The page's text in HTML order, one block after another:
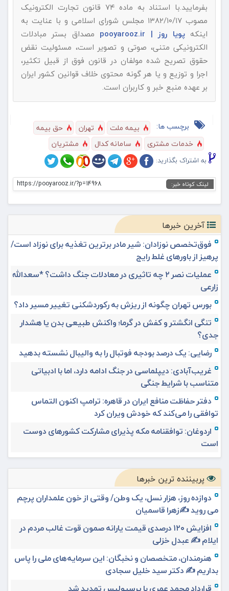
بفرمایید.با استناد به ماده ۷۴ قانون تجارت الکترونیک
مصوب ۱۳۸۲/۱۰/۱۷ مجلس شورای اسلامی و با عنایت به
اینکهپویا روز | pooyarooz.ir
مصداق بستر مبادلات
الکترونیکی متنی، صوتی و تصویر است، مسئولیت نقض
حقوق تصریح شده مولفان در قانون فوق از قبیل تکثیر،
اجرا و توزیع و یا هر گونه محتوی خلاف قوانین کشور ایران
بر عهده منبع خبر و کاربران است.
برچسب ها: بیمه ملت تهران
حق بیمه
خدمات مشتری
سامانه کدال مشتریان
به اشتراک بگذارید:
لینک کوتاه خبر: https://pooyarooz.ir/?p=14968
آخرین خبرها
فوق‌تخصص نوزادان: شیر مادر برترین تغذیه برای نوزاد است/
پرهیز از باورهای غلط رایج
عملیات نصر ۲ چه تاثیری در معادلات جنگ داشت؟ *سعدالله
زارعی
بورس تهران چگونه از ریزش به رکوردشکنی تغییر مسیر داد؟
تنگی انگشتر و کفش در گرما؛ واکنش طبیعی بدن یا هشدار
جدی؟
رضایی: یک درصد بودجه فوتبال را به والیبال نشسته بدهید
غریب‌آبادی: دیپلماسی در جنگ ادامه دارد، اما با ادبیاتی
متناسب با شرایط جنگی
دفتر حفاظت منافع ایران در قاهره: ترامپ اکنون التماس
توافقی را می‌کند که خودش ویران کرد
اردوغان: توافقنامه مکه پذیرای مشارکت کشورهای دوست
است
پربیننده ترین خبرها
دوازده روز، هزار نسل، یک وطن/ وقتی از خون علمداران پرچم
می روید ✍️زهرا قاسمیان
افزایش ۱۲۰ درصدی قیمت یارانه صمون قوت غالب مردم در
ایلام ✍️ عبدل خزلی
هنرمندان، متخصصان و نخبگان: این سرمایه‌های ملی را پاس
بداریم ✍️ دکتر سید خلیل سجادی